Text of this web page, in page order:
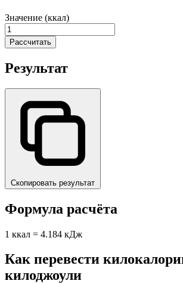
Значение (ккал)
Рассчитать
Результат
Скопировать результат
Формула расчёта
1 ккал = 4.184 кДж
Как перевести
килоджоули